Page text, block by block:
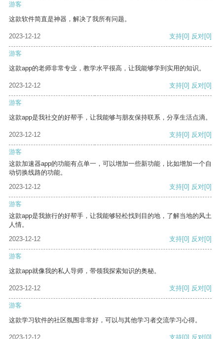
游客
这款软件简直是神器，解决了我所有问题。
2023-12-12 支持[0] 反对[0]
游客
这款app的老师非常专业，教学水平很高，让我能够学到实用的知识。
2023-12-12 支持[0] 反对[0]
游客
这款app是我社交的好帮手，让我能够与朋友保持联系，分享生活点滴。
2023-12-12 支持[0] 反对[0]
游客
这款加速器app的功能有点单一，可以增加一些新功能，比如增加一个自
动切换线路的功能。
2023-12-12
支持[0] 反对[0]
游客
这款app是我旅行的好帮手，让我能够轻松找到目的地，了解当地的风土
人情。
2023-12-12
支持[0] 反对[0]
游客
这款app就像我的私人导师，带领我探索知识的奥秘。
2023-12-12 支持[0] 反对[0]
游客
这款学习软件的社区氛围非常好，可以与其他学习者交流学习心得。
2023-12-12 支持[0] 反对[0]